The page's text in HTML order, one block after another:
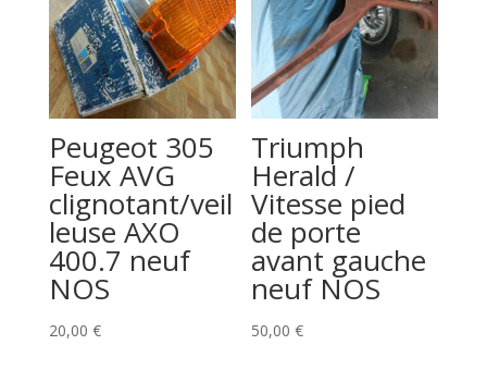
Peugeot 305
Feux AVG
clignotant/veil
leuse AXO
400.7 neuf
NOS
20,00 €
Triumph
Herald /
Vitesse pied
de porte
avant gauche
neuf NOS
50,00€